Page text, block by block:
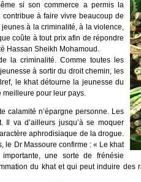
si son commerce a permis la
à faire vivre beaucoup de
à la criminalité, à la violence,
coûte à tout prix afin de répondre
Hassan Sheikh Mohamoud.
la criminalité. Comme toutes les
à sortir du droit chemin, les
le khat détourne la jeunesse du
meilleure pour leur pays.
calamité n’épargne personne. Les
Il va d’ailleurs jusqu’à se moquer
aphrodisiaque de la drogue.
le Dr Massoure confirme : « Le khat
une sorte de frénésie
du khat et qui peut induire